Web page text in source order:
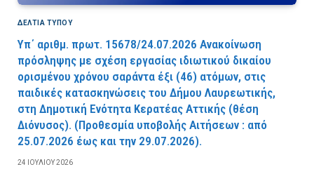
ΔΕΛΤΙΑ ΤΥΠΟΥ
Υπ΄ αριθμ. πρωτ. 15678/24.07.2026 Ανακοίνωση
πρόσληψης με σχέση εργασίας ιδιωτικού δικαίου
ορισμένου χρόνου σαράντα έξι (46) ατόμων, στις
παιδικές κατασκηνώσεις του Δήμου Λαυρεωτικής,
στη Δημοτική Ενότητα Κερατέας Αττικής (θέση
Διόνυσος). (Προθεσμία υποβολής Αιτήσεων : από
25.07.2026 έως και την 29.07.2026).
24 ΙΟΥΛΊΟΥ 2026